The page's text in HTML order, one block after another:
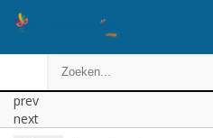
prev
next